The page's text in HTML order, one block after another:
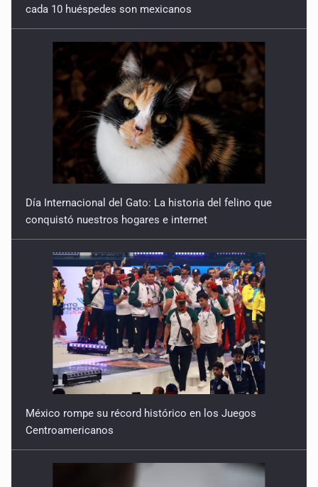
cada 10 huéspedes son mexicanos
Día Internacional del Gato: La historia del felino que
conquistó nuestros hogares e internet
México rompe su récord histórico en los Juegos
Centroamericanos